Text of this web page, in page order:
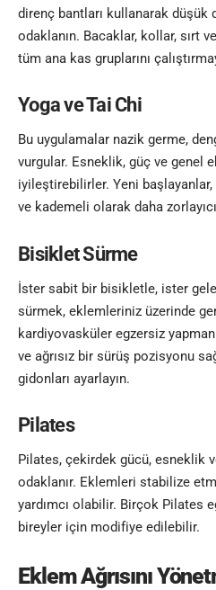
direnç bantları kullanarak düşük
odaklanın. Bacaklar, kollar, sırt
tüm ana kas gruplarını
Yoga ve Tai Chi
Bu uygulamalar nazik germe,
vurgular. Esneklik, güç ve genel
iyileştirebilirler. Yeni
ve kademeli olarak daha
Bisiklet Sürme
İster sabit bir bisikletle, ister
sürmek, eklemleriniz üzerinde
kardiyovasküler egzersiz
ve ağrısız bir sürüş pozisyonu
gidonları ayarlayın.
Pilates
Pilates, çekirdek gücü, esneklik
odaklanır. Eklemleri stabilize
yardımcı olabilir. Birçok Pilates
bireyler için modifiye edilebilir.
Eklem Ağrısını